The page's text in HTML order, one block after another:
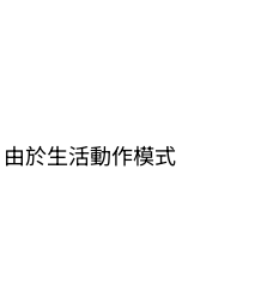
於生活動作模式